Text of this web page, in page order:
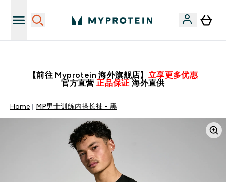
【前往 Myprotein 海外旗舰店】 立享更多优惠
官方直营 正品保证 海外直供
Home MP男士训练内搭长袖 - 黑